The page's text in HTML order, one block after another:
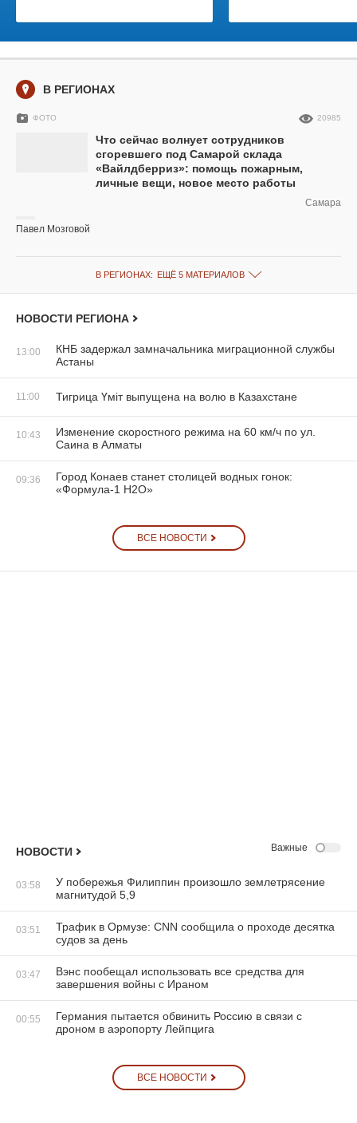
В РЕГИОНАХ
Что сейчас волнует сотрудников
сгоревшего под Самарой склада
«Вайлдберриз»: помощь пожарным,
личные вещи, новое место работы
ФОТО 20985
Самара
Павел Мозговой
В РЕГИОНАХ: ЕЩЁ 5 МАТЕРИАЛОВ
НОВОСТИ РЕГИОНА
13:00
КНБ задержал замначальника миграционной службы
Астаны
11:00 Тигрица Үміт выпущена на волю в Казахстане
10:43
Изменение скоростного режима на 60 км/ч по ул.
Саина в Алматы
09:36
Город Конаев станет столицей водных гонок:
«Формула-1 H2O»
ВСЕ НОВОСТИ
НОВОСТИ Важные
03:58
У побережья Филиппин произошло землетрясение
магнитудой 5,9
03:51
Трафик в Ормузе: CNN сообщила о проходе десятка
судов за день
03:47
Вэнс пообещал использовать все средства для
завершения войны с Ираном
00:55
Германия пытается обвинить Россию в связи с
дроном в аэропорту Лейпцига
ВСЕ НОВОСТИ